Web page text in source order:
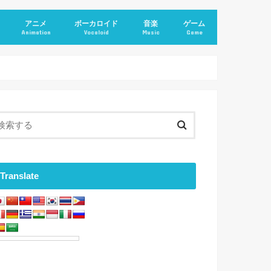
アニメ
Animation
ボーカロイド
Vocaloid
音楽
Music
ゲーム
Game
Translate